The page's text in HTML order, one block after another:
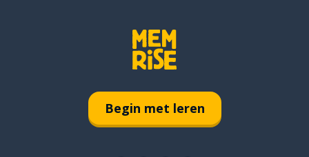
Begin met leren